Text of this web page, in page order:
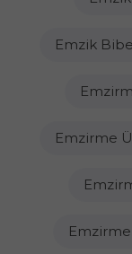
Emzik
Emzirme